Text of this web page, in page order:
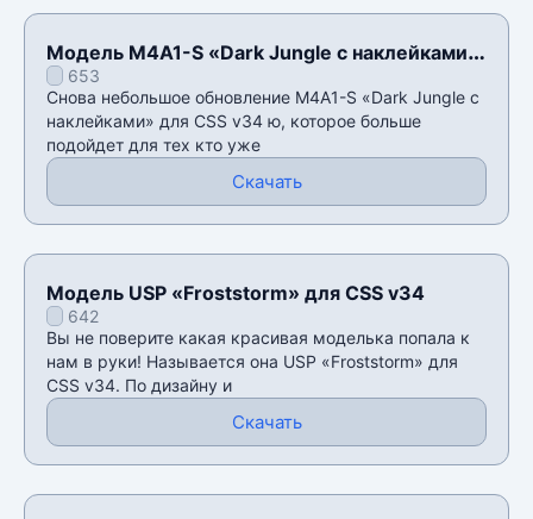
Модель M4A1-S «Dark Jungle с наклейками»
для CSS v34
653
Снова небольшое обновление M4A1-S «Dark Jungle с
наклейками» для CSS v34 ю, которое больше
подойдет для тех кто уже
Скачать
Модель USP «Froststorm» для CSS v34
642
Вы не поверите какая красивая моделька попала к
нам в руки! Называется она USP «Froststorm» для
CSS v34. По дизайну и
Скачать